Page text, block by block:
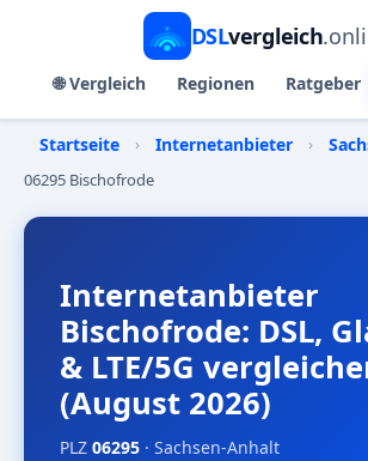
DSLvergleich
🌐 Vergleich Regionen Ratgeber
Startseite › Internetanbieter ›
06295 Bischofrode
Internetanbieter
Bischofrode: DSL,
& LTE/5G
(August 2026)
PLZ 06295 · Sachsen-Anhalt